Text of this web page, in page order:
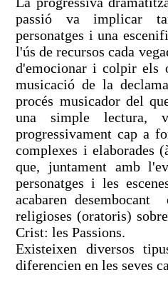
passió va implicar
personatges i una
l'ús de recursos cada
d'emocionar i colpir els
musicació de la
procés musicador del
una simple lectura,
progressivament cap a
complexes i elaborades
que, juntament amb
personatges i les
acabaren desembocant
religioses (oratoris)
Crist: les Passions.
Existeixen diversos
diferencien en les seves